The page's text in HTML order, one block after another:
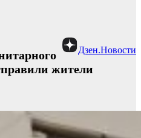
Дзен.Новости
жители